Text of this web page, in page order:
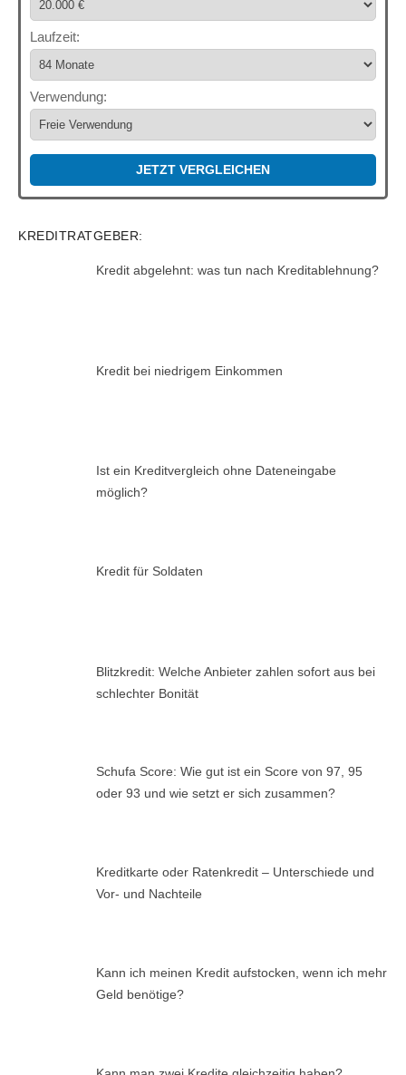
Laufzeit:
Verwendung:
JETZT VERGLEICHEN
KREDITRATGEBER:
Kredit abgelehnt: was tun nach Kreditablehnung?
Kredit bei niedrigem Einkommen
Ist ein Kreditvergleich ohne Dateneingabe
möglich?
Kredit für Soldaten
Blitzkredit: Welche Anbieter zahlen sofort aus bei
schlechter Bonität
Schufa Score: Wie gut ist ein Score von 97, 95
oder 93 und wie setzt er sich zusammen?
Kreditkarte oder Ratenkredit – Unterschiede und
Vor- und Nachteile
Kann ich meinen Kredit aufstocken, wenn ich mehr
Geld benötige?